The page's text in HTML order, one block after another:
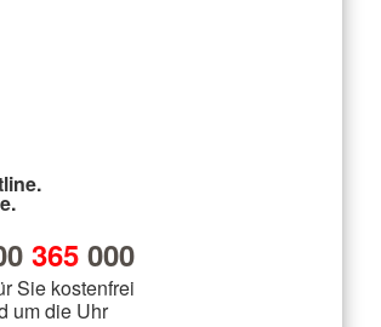
365000
Sie kostenfrei
um die Uhr